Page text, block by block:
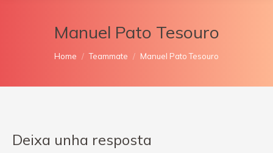
Manuel Pato Tesouro
You are here:
Home Teammate Manuel Pato Tesouro
Deixa unha resposta